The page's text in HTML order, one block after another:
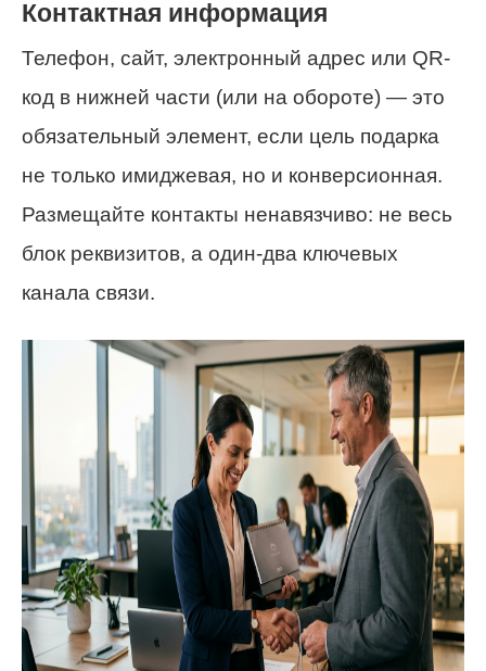
Контактная информация
Телефон, сайт, электронный адрес или QR-
код в нижней части (или на обороте) — это
обязательный элемент, если цель подарка
не только имиджевая, но и конверсионная.
Размещайте контакты ненавязчиво: не весь
блок реквизитов, а один-два ключевых
канала связи.